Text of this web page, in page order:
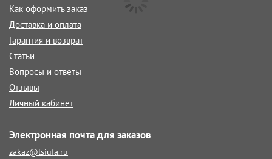
Как оформить заказ
Доставка и оплата
Гарантия и возврат
Статьи
Вопросы и ответы
Отзывы
Личный кабинет
Электронная почта для заказов
zakaz@lsiufa.ru